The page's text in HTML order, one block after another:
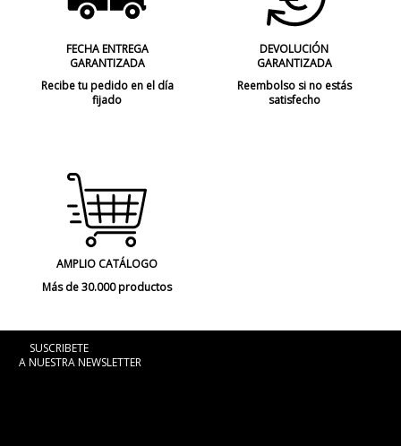
FECHA ENTREGA
GARANTIZADA
Recibe tu pedido en el día
fijado
DEVOLUCIÓN
GARANTIZADA
Reembolso si no estás
satisfecho
AMPLIO CATÁLOGO
Más de 30.000 productos
SUSCRIBETE
A NUESTRA NEWSLETTER